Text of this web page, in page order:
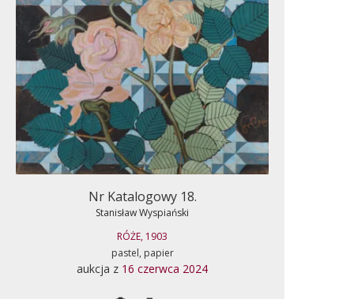
Nr Katalogowy 18.
Stanisław Wyspiański
RÓŻE, 1903
pastel, papier
aukcja z 16 czerwca 2024